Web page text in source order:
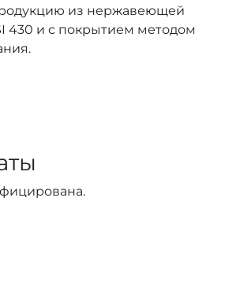
из нержавеющей
430 и с покрытием методом